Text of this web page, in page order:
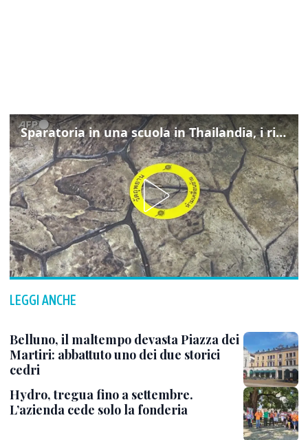
Sparatoria in una scuola in Thailandia, i rilievi della polizia
LEGGI ANCHE
Belluno, il maltempo devasta Piazza dei
Martiri: abbattuto uno dei due storici
cedri
Hydro, tregua fino a settembre.
L’azienda cede solo la fonderia